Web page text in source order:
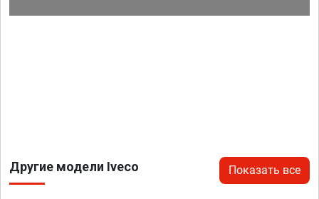
Другие модели Iveco Показать все